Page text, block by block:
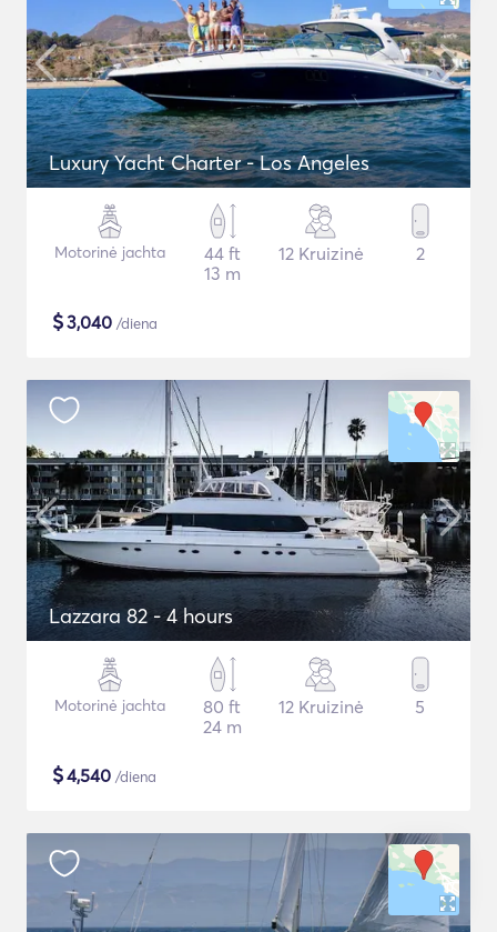
Luxury Yacht Charter - Los Angeles
Motorinė jachta
44 ft
13 m
12 Kruizinė 2
$3,040 /diena
Lazzara 82 - 4 hours
Motorinė jachta
80 ft
24 m
12 Kruizinė 5
$4,540 /diena